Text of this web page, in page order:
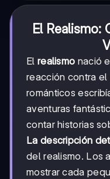
El Realismo:
El realismo nació
reacción contra el
románticos
aventuras
contar historias
La descripción
del realismo. Los
mostrar cada